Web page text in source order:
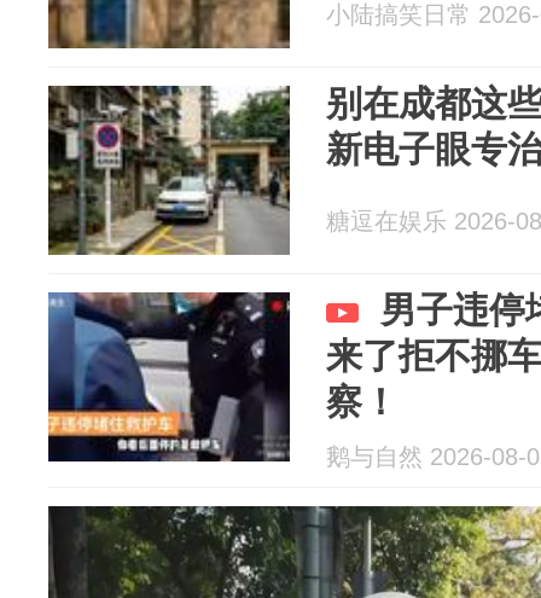
小陆搞笑日常
别在成都这
新电子眼专
糖逗在娱乐 2026-
男子违停
来了拒不挪
察！
鹅与自然 2026-08-